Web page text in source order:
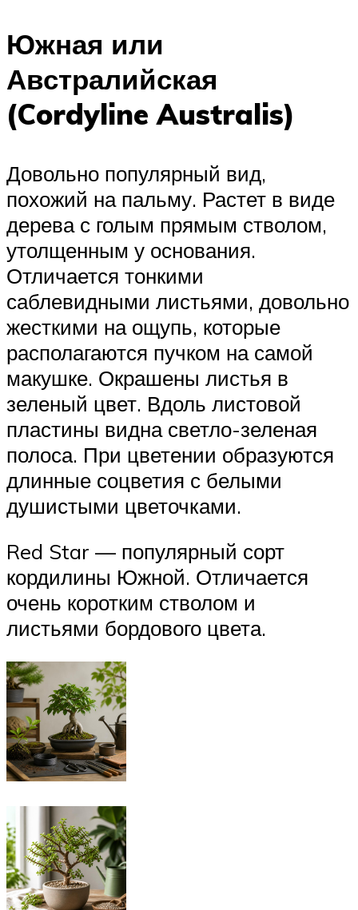
Южная или
Австралийская
(Cordyline Australis)
Довольно популярный вид,
похожий на пальму. Растет в виде
дерева с голым прямым стволом,
утолщенным у основания.
Отличается тонкими
саблевидными листьями, довольно
жесткими на ощупь, которые
располагаются пучком на самой
макушке. Окрашены листья в
зеленый цвет. Вдоль листовой
пластины видна светло-зеленая
полоса. При цветении образуются
длинные соцветия с белыми
душистыми цветочками.
Red Star — популярный сорт
кордилины Южной. Отличается
очень коротким стволом и
листьями бордового цвета.